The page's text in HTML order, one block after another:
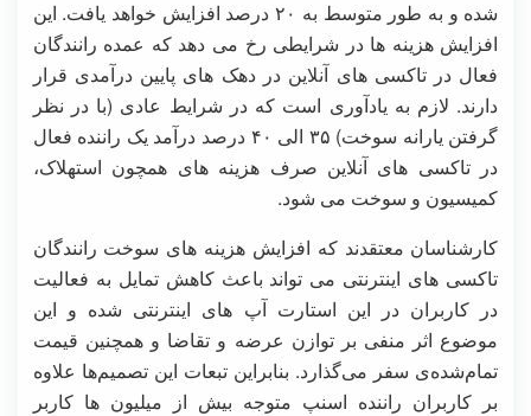
شده و به طور متوسط به ۲۰ درصد افزایش خواهد یافت. این
افزایش هزینه ها در شرایطی رخ می دهد که عمده رانندگان
فعال در تاکسی های آنلاین در دهک های پایین درآمدی قرار
دارند. لازم به یادآوری است که در شرایط عادی (با در نظر
گرفتن یارانه سوخت) ۳۵ الی ۴۰ درصد درآمد یک راننده فعال
در تاکسی های آنلاین صرف هزینه های همچون استهلاک،
کمیسیون و سوخت می شود.
کارشناسان معتقدند که افزایش هزینه های سوخت رانندگان
تاکسی های اینترنتی می تواند باعث کاهش تمایل به فعالیت
در کاربران در این استارت آپ های اینترنتی شده و این
موضوع اثر منفی بر توازن عرضه و تقاضا و همچنین قیمت
تمام‌شده‌ی سفر می‌گذارد. بنابراین تبعات این تصمیم‌ها علاوه
بر کاربران راننده اسنپ متوجه بیش از میلیون ها کاربر